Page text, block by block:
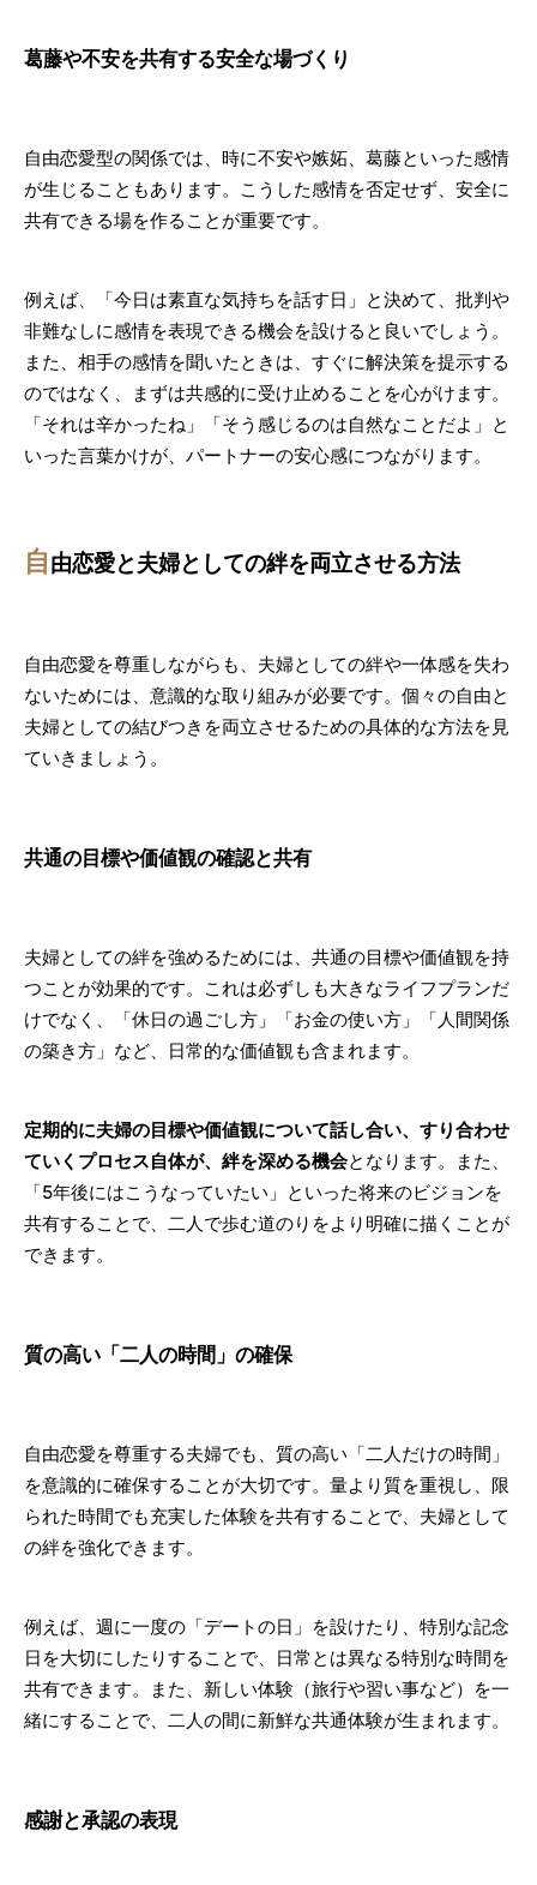
葛藤や不安を共有する安全な場づくり
自由恋愛型の関係では、時に不安や嫉妬、葛藤といった感情
が生じることもあります。こうした感情を否定せず、安全に
共有できる場を作ることが重要です。
例えば、「今日は素直な気持ちを話す日」と決めて、批判や
非難なしに感情を表現できる機会を設けると良いでしょう。
また、相手の感情を聞いたときは、すぐに解決策を提示する
のではなく、まずは共感的に受け止めることを心がけます。
「それは辛かったね」「そう感じるのは自然なことだよ」と
いった言葉かけが、パートナーの安心感につながります。
自由恋愛と夫婦としての絆を両立させる方法
自由恋愛を尊重しながらも、夫婦としての絆や一体感を失わ
ないためには、意識的な取り組みが必要です。個々の自由と
夫婦としての結びつきを両立させるための具体的な方法を見
ていきましょう。
共通の目標や価値観の確認と共有
夫婦としての絆を強めるためには、共通の目標や価値観を持
つことが効果的です。これは必ずしも大きなライフプランだ
けでなく、「休日の過ごし方」「お金の使い方」「人間関係
の築き方」など、日常的な価値観も含まれます。
定期的に夫婦の目標や価値観について話し合い、すり合わせ
ていくプロセス自体が、絆を深める機会となります。また、
「5年後にはこうなっていたい」といった将来のビジョンを
共有することで、二人で歩む道のりをより明確に描くことが
できます。
質の高い「二人の時間」の確保
自由恋愛を尊重する夫婦でも、質の高い「二人だけの時間」
を意識的に確保することが大切です。量より質を重視し、限
られた時間でも充実した体験を共有することで、夫婦として
の絆を強化できます。
例えば、週に一度の「デートの日」を設けたり、特別な記念
日を大切にしたりすることで、日常とは異なる特別な時間を
共有できます。また、新しい体験（旅行や習い事など）を一
緒にすることで、二人の間に新鮮な共通体験が生まれます。
感謝と承認の表現